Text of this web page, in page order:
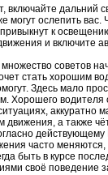
включайте дальний
могут ослепить вас.
к
и включите
советов
стать хорошим
Здесь мало
Хорошего водителя
аккуратно
движения, а также
часто
быть в курсе
своё поведение